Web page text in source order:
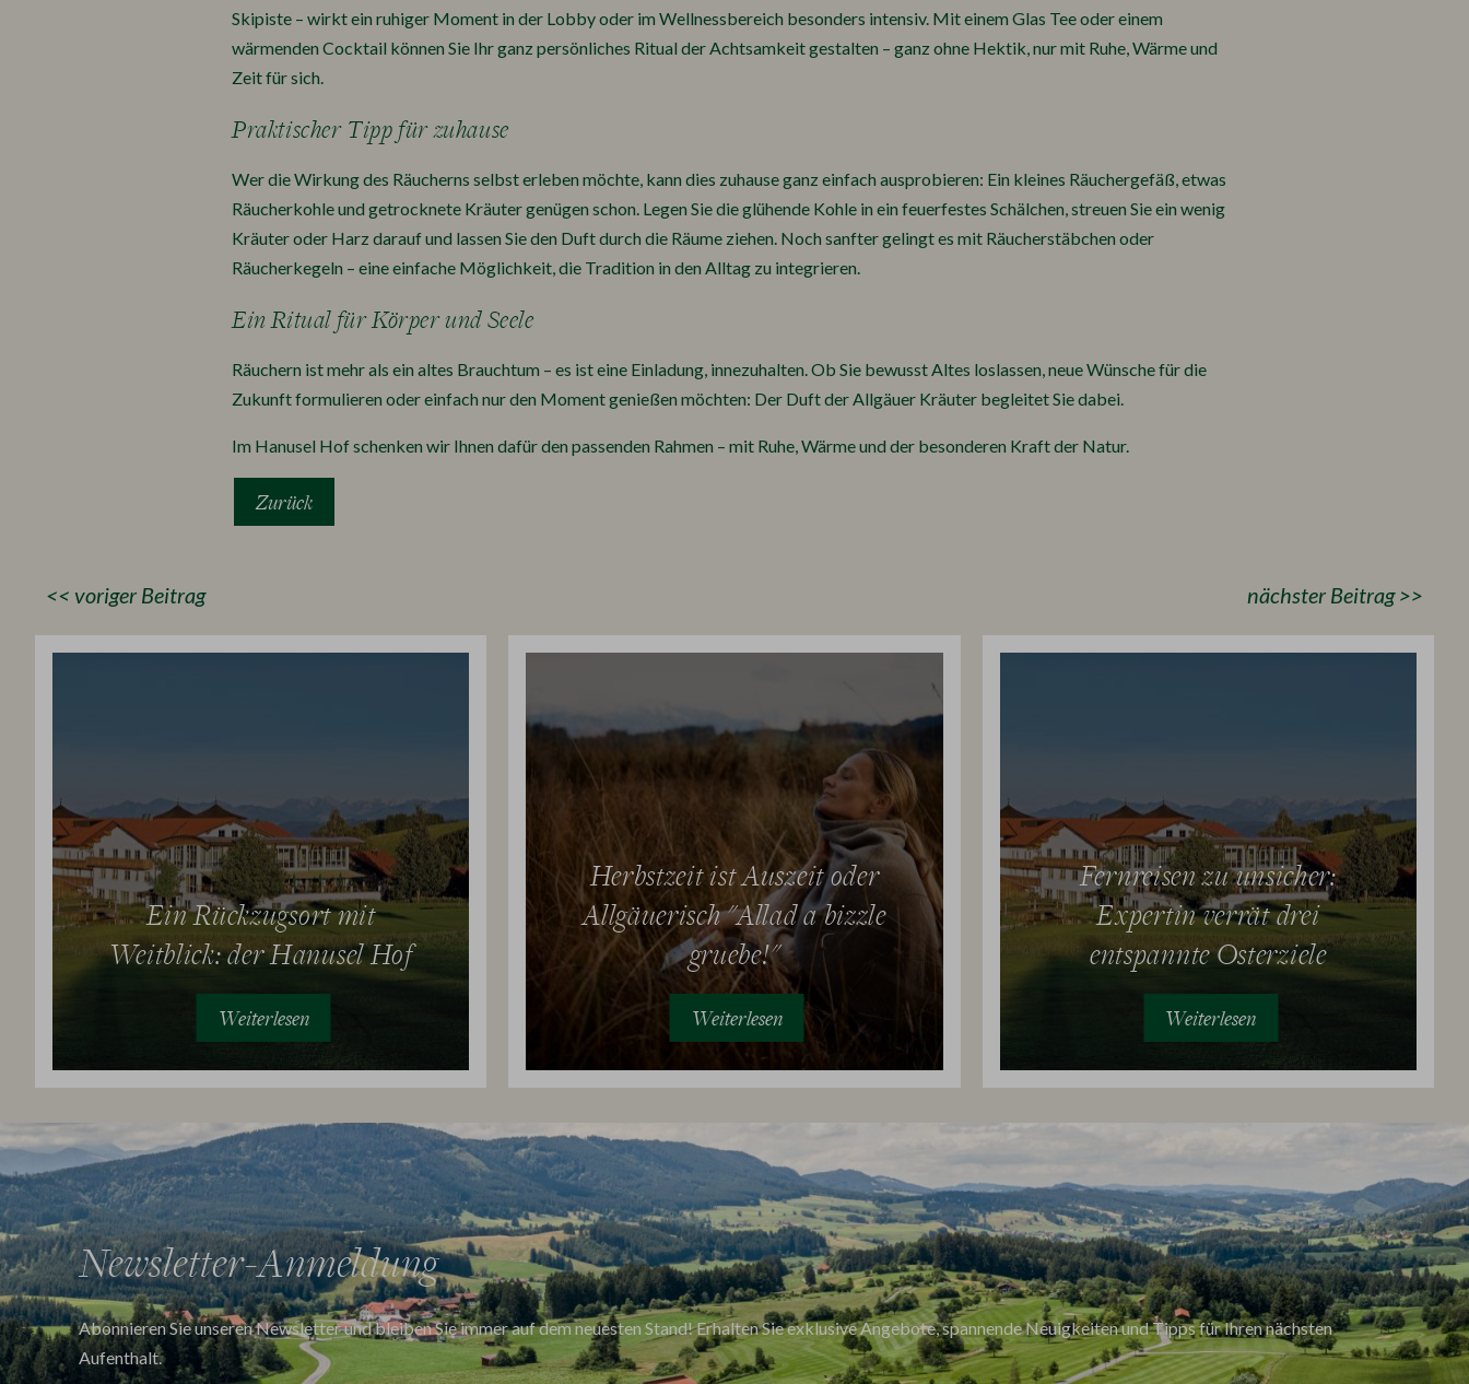
Skipiste – wirkt ein ruhiger Moment in der Lobby oder im Wellnessbereich besonders intensiv. Mit einem Glas Tee oder einem
wärmenden Cocktail können Sie Ihr ganz persönliches Ritual der Achtsamkeit gestalten – ganz ohne Hektik, nur mit Ruhe, Wärme und
Zeit für sich.
Praktischer Tipp für zuhause
Wer die Wirkung des Räucherns selbst erleben möchte, kann dies zuhause ganz einfach ausprobieren: Ein kleines Räuchergefäß, etwas
Räucherkohle und getrocknete Kräuter genügen schon. Legen Sie die glühende Kohle in ein feuerfestes Schälchen, streuen Sie ein wenig
Kräuter oder Harz darauf und lassen Sie den Duft durch die Räume ziehen. Noch sanfter gelingt es mit Räucherstäbchen oder
Räucherkegeln – eine einfache Möglichkeit, die Tradition in den Alltag zu integrieren.
Ein Ritual für Körper und Seele
Räuchern ist mehr als ein altes Brauchtum – es ist eine Einladung, innezuhalten. Ob Sie bewusst Altes loslassen, neue Wünsche für die
Zukunft formulieren oder einfach nur den Moment genießen möchten: Der Duft der Allgäuer Kräuter begleitet Sie dabei.
Im Hanusel Hof schenken wir Ihnen dafür den passenden Rahmen – mit Ruhe, Wärme und der besonderen Kraft der Natur.
Zurück
<< voriger Beitrag nächster Beitrag >>
Ein Rückzugsort mit
Weitblick: der Hanusel Hof
Weiterlesen
Herbstzeit ist Auszeit oder
Allgäuerisch "Allad a bizzle
gruebe!"
Weiterlesen
Fernreisen zu unsicher:
Expertin verrät drei
entspannte Osterziele
Weiterlesen
Newsletter-Anmeldung
Abonnieren Sie unseren Newsletter und bleiben Sie immer auf dem neuesten Stand! Erhalten Sie exklusive Angebote, spannende Neuigkeiten und Tipps für Ihren nächsten
Aufenthalt.